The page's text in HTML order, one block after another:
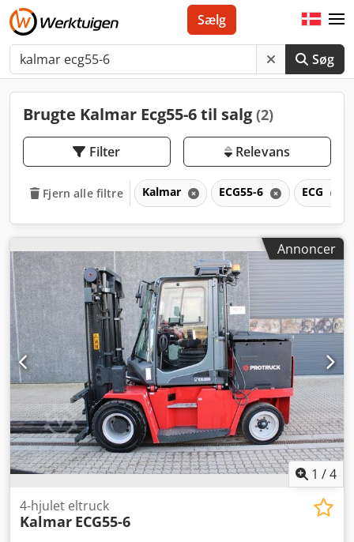
Søg
Sælg
Brugte Kalmar Ecg55-6 til salg (2)
Filter Relevans
Fjern alle filtre Kalmar ECG55-6 ECG
Annoncer
1 /4
4-hjulet eltruck
Kalmar ECG55-6